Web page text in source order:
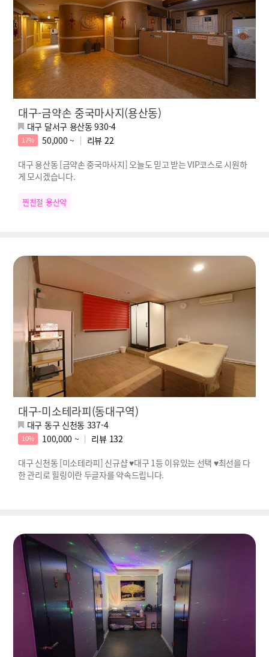
대구-금약손 중국마사지(용산동)
대구 달서구 용산동 930-4
17% 50,000 ~ 리뷰 22
대구 용산동 [금약손 중국마사지] 오늘도 믿고 받는 VIP코스로 시원하
게 모시겠습니다.
찐친절 용산약
대구-미소테라피(동대구역)
대구 동구 신천동 337-4
10% 100,000 ~ 리뷰 132
대구 신천동 [미소테라피] 신규샵 ♥대구 1등 이유있는 선택 ♥최선을 다
한 관리로 힐링이란 두글자를 약속드립니다.